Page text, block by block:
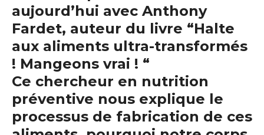
aujourd’hui avec Anthony
Fardet, auteur du livre “Halte
aux aliments ultra-transformés
! Mangeons vrai ! “
Ce chercheur en nutrition
préventive nous explique le
processus de fabrication de ces